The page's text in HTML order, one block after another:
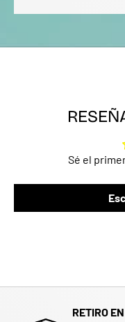
Sé el
RETIRO